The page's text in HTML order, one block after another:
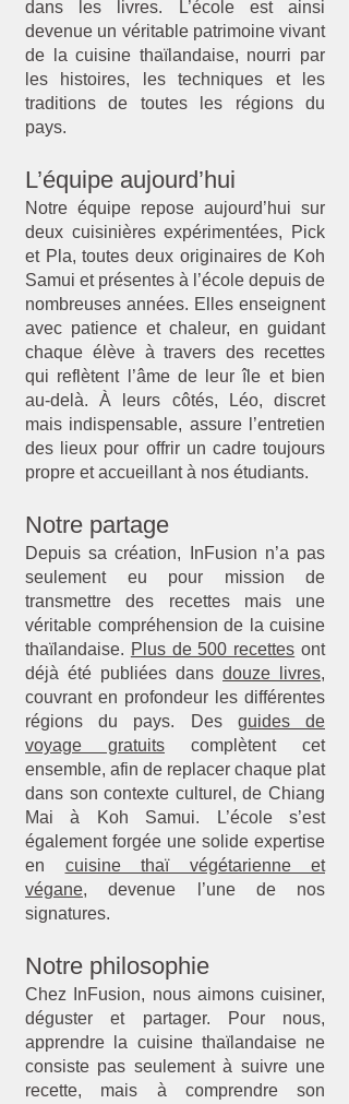
dans les livres. L’école est ainsi
devenue un véritable patrimoine vivant
de la cuisine thaïlandaise, nourri par
les histoires, les techniques et les
traditions de toutes les régions du
pays.
L’équipe aujourd’hui
Notre équipe repose aujourd’hui sur
deux cuisinières expérimentées, Pick
et Pla, toutes deux originaires de Koh
Samui et présentes à l’école depuis de
nombreuses années. Elles enseignent
avec patience et chaleur, en guidant
chaque élève à travers des recettes
qui reflètent l’âme de leur île et bien
au-delà. À leurs côtés, Léo, discret
mais indispensable, assure l’entretien
des lieux pour offrir un cadre toujours
propre et accueillant à nos étudiants.
Notre partage
Depuis sa création, InFusion n’a pas
seulement eu pour mission de
transmettre des recettes mais une
véritable compréhension de la cuisine
thaïlandaise. Plus de 500 recettes ont
déjà été publiées dans douze livres,
couvrant en profondeur les différentes
régions du pays. Des guides de
voyage gratuits complètent cet
ensemble, afin de replacer chaque plat
dans son contexte culturel, de Chiang
Mai à Koh Samui. L’école s’est
également forgée une solide expertise
en cuisine thaï végétarienne et
végane, devenue l’une de nos
signatures.
Notre philosophie
Chez InFusion, nous aimons cuisiner,
déguster et partager. Pour nous,
apprendre la cuisine thaïlandaise ne
consiste pas seulement à suivre une
recette, mais à comprendre son